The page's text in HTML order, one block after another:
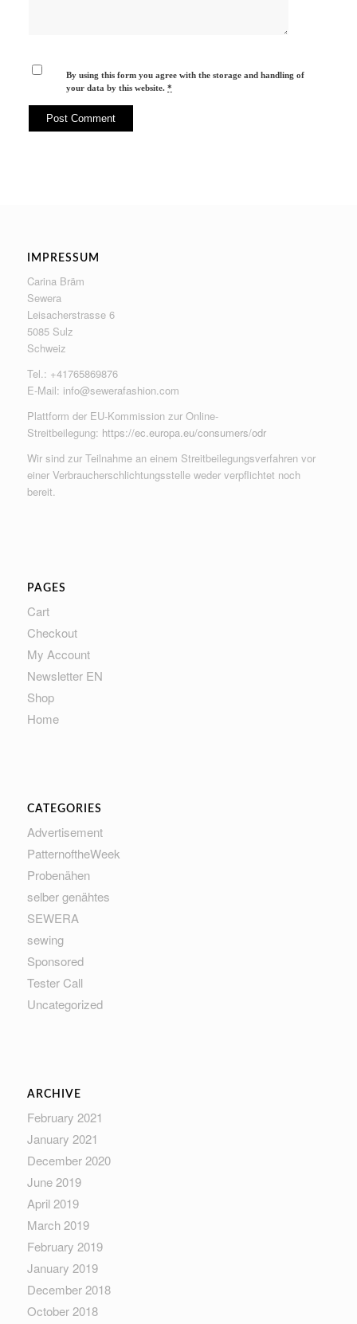
By using this form you agree with the storage and handling of
your data by this website.*
IMPRESSUM
Carina Bräm
Sewera
Leisacherstrasse 6
5085 Sulz
Schweiz
Tel.: +41765869876
E-Mail: info@sewerafashion.com
Plattform der EU-Kommission zur Online-
Streitbeilegung: https://ec.europa.eu/consumers/odr
Wir sind zur Teilnahme an einem Streitbeilegungsverfahren vor
einer Verbraucherschlichtungsstelle weder verpflichtet noch
bereit.
PAGES
Cart
Checkout
My Account
Newsletter EN
Shop
Home
CATEGORIES
Advertisement
PatternoftheWeek
Probenähen
selber genähtes
SEWERA
sewing
Sponsored
Tester Call
Uncategorized
ARCHIVE
February 2021
January 2021
December 2020
June 2019
April 2019
March 2019
February 2019
January 2019
December 2018
October 2018